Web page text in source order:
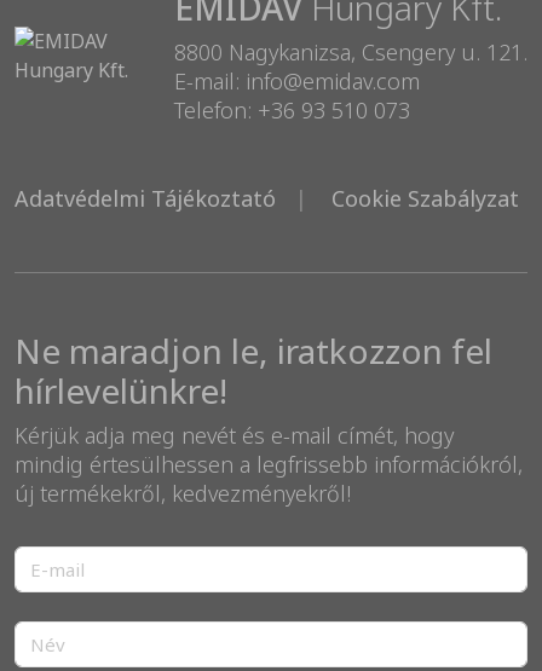
8800 Nagykanizsa, Csengery u. 121.
E-mail: info@emidav.com
Telefon: +36 93 510 073
Adatvédelmi Tájékoztató Cookie Szabályzat
Ne maradjon le, iratkozzon fel
hírlevelünkre!
Kérjük adja meg nevét és e-mail címét, hogy
mindig értesülhessen a legfrissebb információkról,
új termékekről, kedvezményekről!